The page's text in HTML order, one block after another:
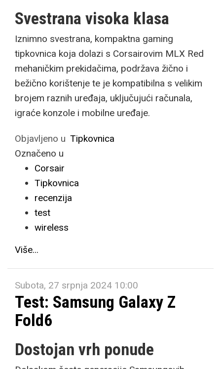
Svestrana visoka klasa
Iznimno svestrana, kompaktna gaming
tipkovnica koja dolazi s Corsairovim MLX Red
mehaničkim prekidačima, podržava žično i
bežično korištenje te je kompatibilna s velikim
brojem raznih uređaja, uključujući računala,
igraće konzole i mobilne uređaje.
Objavljeno u Tipkovnica
Označeno u
Corsair
Tipkovnica
recenzija
test
wireless
Više...
Subota, 27 srpnja 2024 10:00
Test: Samsung Galaxy Z
Fold6
Dostojan vrh ponude